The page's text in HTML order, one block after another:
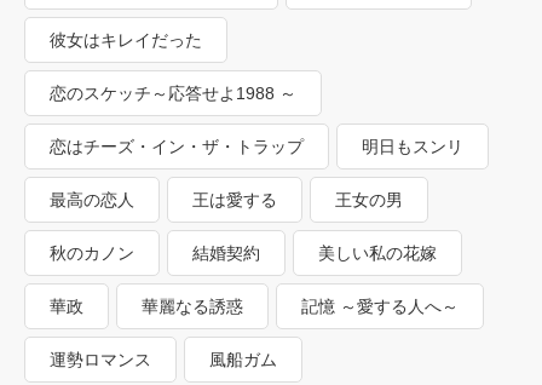
彼女はキレイだった
恋のスケッチ～応答せよ1988 ～
恋はチーズ・イン・ザ・トラップ 明日もスンリ
最高の恋人 王は愛する 王女の男
秋のカノン 結婚契約 美しい私の花嫁
華政 華麗なる誘惑 記憶 ～愛する人へ～
運勢ロマンス 風船ガム